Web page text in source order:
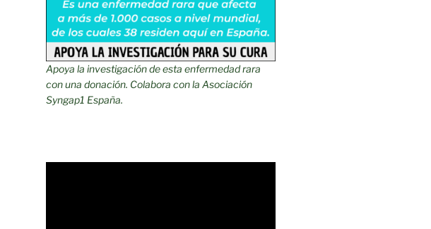
Apoya la investigación de esta enfermedad rara
con una donación. Colabora con la Asociación
Syngap1 España.